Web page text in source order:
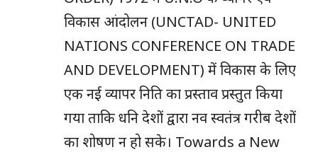
विकास आंदोलन (UNCTAD- UNITED
NATIONS CONFERENCE ON TRADE
AND DEVELOPMENT) में विकास के लिए
एक नई व्यापर निति का प्रस्ताव प्रस्तुत किया
गया ताकि धनि देशों द्वारा नव स्वतंत्र गरीब देशों
का शोषण न हो सके। Towards a New